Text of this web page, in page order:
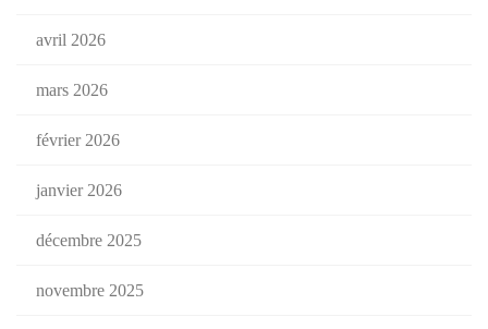
avril 2026
mars 2026
février 2026
janvier 2026
décembre 2025
novembre 2025